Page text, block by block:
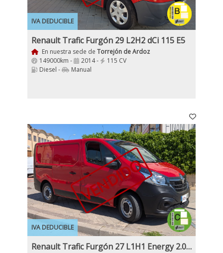
IVA DEDUCIBLE
Renault Trafic Furgón 29 L2H2 dCi 115 E5
En nuestra sede de Torrejón de Ardoz
149000km -
2014 -
115 CV
Diesel -
Manual
IVA DEDUCIBLE
VENDIDO
Renault Trafic Furgón 27 L1H1 Energy 2.0BluedCi 120Cv Etiqueta C IVA y Garantía Incl Nacional